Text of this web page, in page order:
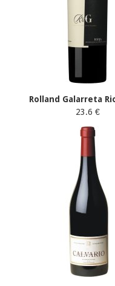
Rolland Galarreta
23.6 €